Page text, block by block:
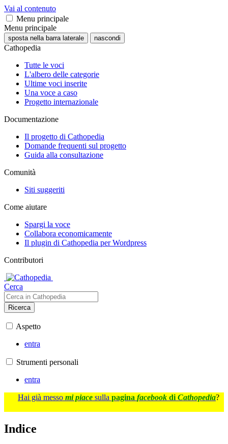
Vai al contenuto
Menu principale
Menu principale
sposta nella barra laterale nascondi
Cathopedia
Tutte le voci
L'albero delle categorie
Ultime voci inserite
Una voce a caso
Progetto internazionale
Documentazione
Il progetto di Cathopedia
Domande frequenti sul progetto
Guida alla consultazione
Comunità
Siti suggeriti
Come aiutare
Spargi la voce
Collabora economicamente
Il plugin di Cathopedia per Wordpress
Contributori
Cerca
Ricerca
Aspetto
entra
Strumenti personali
entra
Hai già messo mi piace sulla pagina facebook di Cathopedia?
Indice